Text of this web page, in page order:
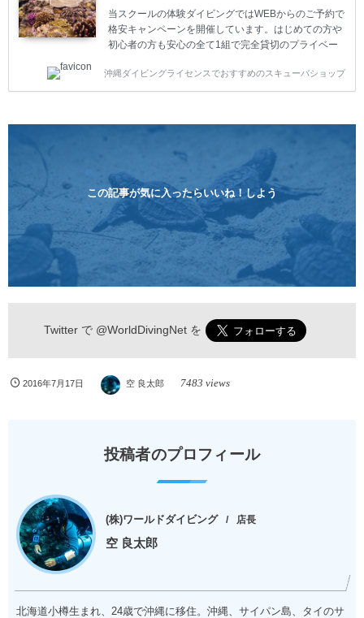
込)【 2ビーチ 】 ウエイト / タンク / 送迎...
当スクールの体験ダイビングではWEBからのご予約で
格安キャンペーンを開催しています。はじめての方や
初心者の方も安心の全て1組で完全貸切のプライベー
1人様から気軽にご参加ください。 全てのコースで高
画質の記念撮影&水中撮影付きです。初心者の方やダ
険 / 全て込み ダイビングがはじめての方や初心者でも
気軽に体験できる半日のコース。沖縄本島のビーチか
らのんびりダイビングを楽しめます...
沖縄ダイビングライセンスでおすすめのスキューバショップ
この記事が気に入ったらいいね！しよう
Twitter で @WorldDivingNetを
2016年7月17日 空 良太郎 7483 views
投稿者のプロフィール
(株)ワールドダイビング 店長
空 良太郎
北海道小樽生まれ、24歳で沖縄に移住。沖縄、サイパン島、タイのサ